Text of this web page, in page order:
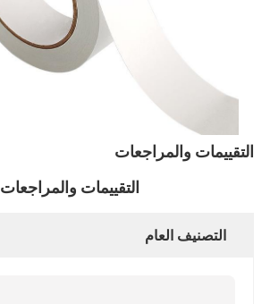
التقييمات والمراجعات
التقييمات والمراجعات
التصنيف العام